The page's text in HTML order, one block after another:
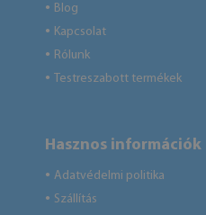
● Blog
● Kapcsolat
● Rólunk
● Testreszabott termékek
Hasznos információk
● Adatvédelmi politika
● Szállítás